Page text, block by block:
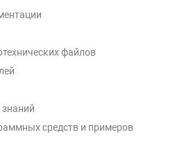
файлов
средств и примеров